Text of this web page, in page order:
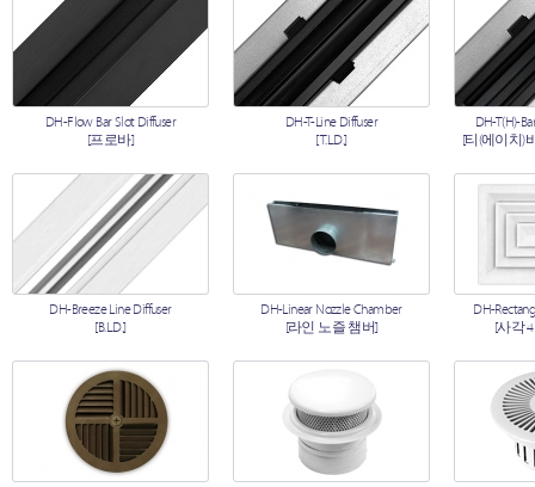
DH-Flow Bar Slot Diffuser
[프로바]
DH-T-Line Diffuser
[T.L.D.]
DH-T(H)-
[티(에이치)
DH-Breeze Line Diffuser
[B.L.D.]
DH-Linear Nozzle Chamber
[라인 노즐 챔버]
DH-
[사각